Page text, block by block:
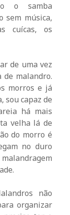
o samba
sem música,
cuícas, os
de uma vez
malandro.
morros e já
sou capaz de
há mais
velha lá de
do morro é
no duro
não
organizar